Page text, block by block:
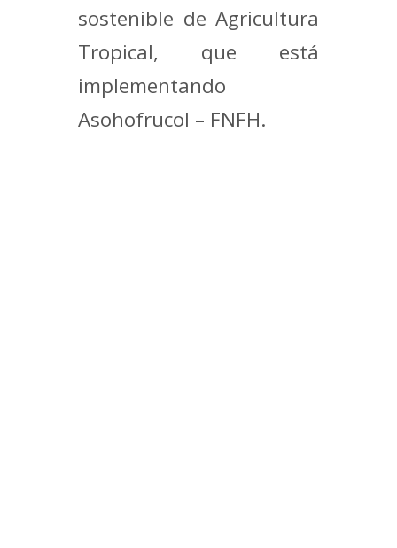
sostenible de Agricultura
Tropical, que está
implementando
Asohofrucol – FNFH.